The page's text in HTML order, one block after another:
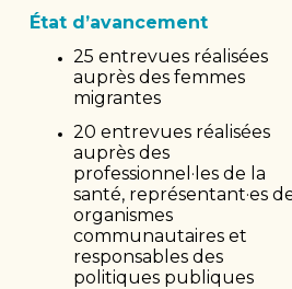
État d’avancement
25 entrevues réalisées
auprès des femmes
migrantes
20 entrevues réalisées
auprès des
professionnel·les de la
santé, représentant·es
organismes
communautaires et
responsables des
politiques publiques